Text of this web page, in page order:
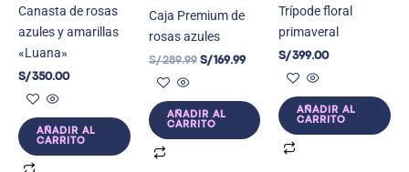
Canasta de rosas
azules y amarillas
«Luana»
S/350.00
AÑADIR AL
CARRITO
Caja Premium de
rosas azules
S/289.99 S/169.99
AÑADIR AL
CARRITO
Trípode floral
primaveral
S/399.00
AÑADIR AL
CARRITO